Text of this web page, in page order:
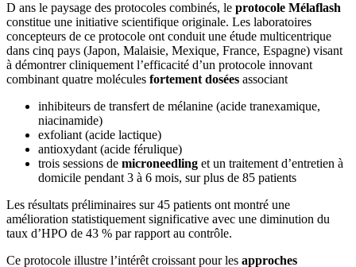
D ans le paysage des protocoles combinés, le protocole Mélaflash
constitue une initiative scientifique originale. Les laboratoires
concepteurs de ce protocole ont conduit une étude multicentrique
dans cinq pays (Japon, Malaisie, Mexique, France, Espagne) visant
à démontrer cliniquement l’efficacité d’un protocole innovant
combinant quatre molécules fortement dosées associant
inhibiteurs de transfert de mélanine (acide tranexamique,
niacinamide)
exfoliant (acide lactique)
antioxydant (acide férulique)
trois sessions de microneedling et un traitement d’entretien à
domicile pendant 3 à 6 mois, sur plus de 85 patients
Les résultats préliminaires sur 45 patients ont montré une
amélioration statistiquement significative avec une diminution du
taux d’HPO de 43 % par rapport au contrôle.
Ce protocole illustre l’intérêt croissant pour les approches